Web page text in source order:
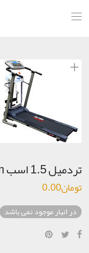
تردمیل 1.5 اسب Top Form مدل 9915
تومان0.00
در انبار موجود نمی باشد